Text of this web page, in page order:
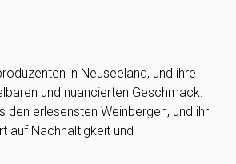
in Neuseeland, und ihre
und nuancierten Geschmack.
den erlesensten Weinbergen, und ihr
auf Nachhaltigkeit und